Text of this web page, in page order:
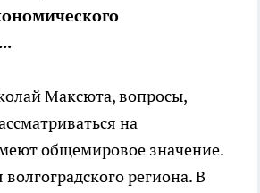
Максюта, вопросы,
на
общемировое значение.
региона. В